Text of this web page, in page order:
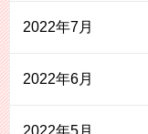
2022年7月
2022年6月